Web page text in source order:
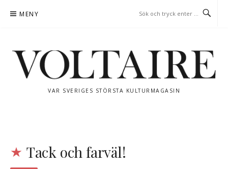
MENY
VAR SVERIGES STÖRSTA KULTURMAGASIN
Tack och farväl!